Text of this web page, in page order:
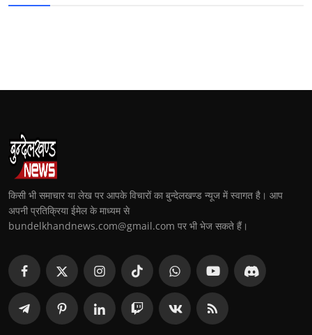
किसी भी समाचार या लेख पर आपके विचारों का बुन्देलखण्ड न्यूज में स्वागत है। आप
अपनी प्रतिक्रिया ईमेल के माध्यम से
bundelkhandnews.com@gmail.com पर भी भेज सकते हैं।